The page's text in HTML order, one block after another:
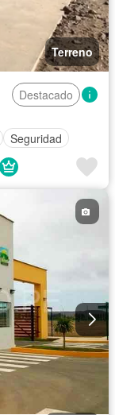
Terreno
Destacado
Seguridad